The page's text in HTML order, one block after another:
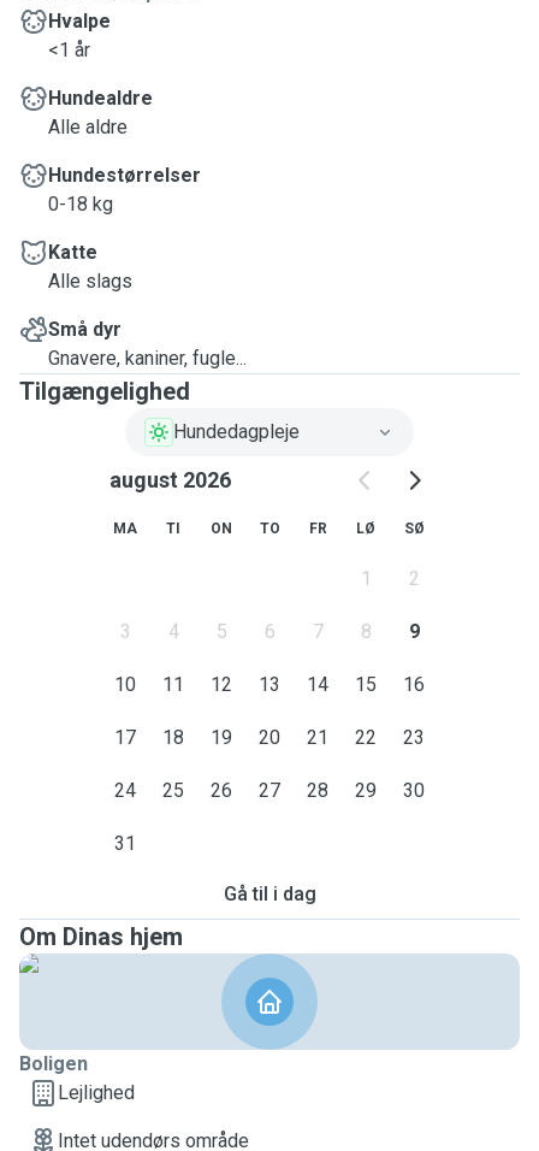
Hvalpe
<1 år
Hundealdre
Alle aldre
Hundestørrelser
0-18 kg
Katte
Alle slags
Små dyr
Gnavere, kaniner, fugle...
Tilgængelighed
Hundedagpleje
august 2026
MA TI ON TO FR LØ SØ
1 2
3 4 5 6 7 8 9
10 11 12 13 14 15 16
17 18 19 20 21 22 23
24 25 26 27 28 29 30
31
Gå til i dag
Om Dinas hjem
Boligen
Lejlighed
Intet udendørs område